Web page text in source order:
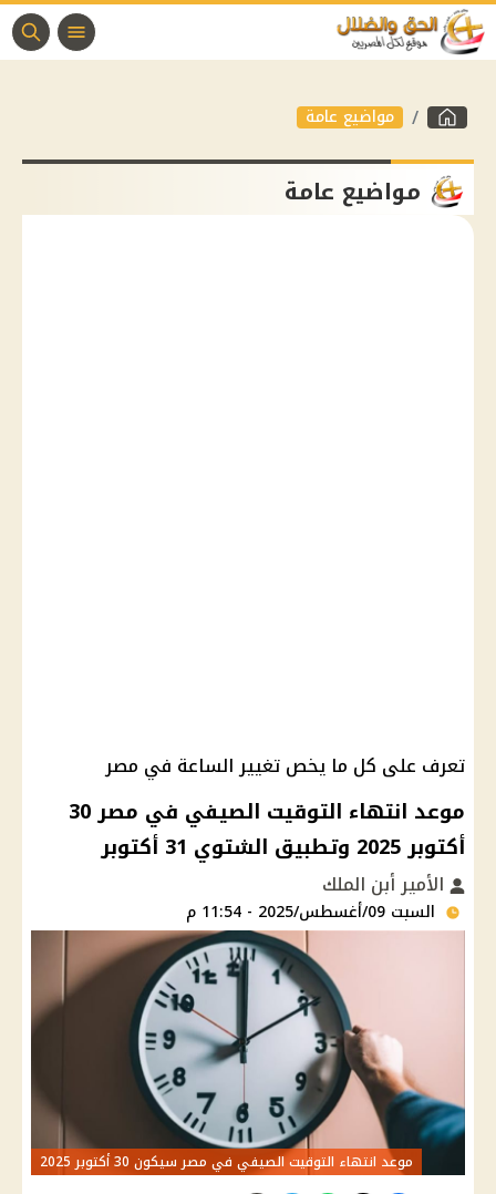
مواضيع عامة
مواضيع عامة
تعرف على كل ما يخص تغيير الساعة في مصر
موعد انتهاء التوقيت الصيفي في مصر 30
أكتوبر 2025 وتطبيق الشتوي 31 أكتوبر
الأمير أبن الملك
السبت 09/أغسطس/2025 - 11:54 م
موعد انتهاء التوقيت الصيفي في مصر سيكون 30 أكتوبر 2025